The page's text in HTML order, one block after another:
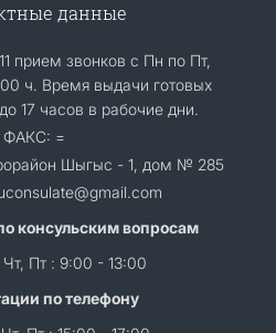
данные
прием звонков с Пн по Пт,
ч. Время выдачи готовых
17 часов в рабочие дни.
ФАКС: =
Шыгыс - 1, дом № 285
консульским вопросам
Пт : 9:00 - 13:00
по телефону